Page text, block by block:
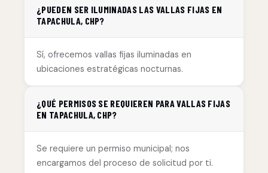
¿PUEDEN SER ILUMINADAS LAS VALLAS FIJAS EN
TAPACHULA, CHP?
Sí, ofrecemos vallas fijas iluminadas en
ubicaciones estratégicas nocturnas.
¿QUÉ PERMISOS SE REQUIEREN PARA VALLAS FIJAS
EN TAPACHULA, CHP?
Se requiere un permiso municipal; nos
encargamos del proceso de solicitud por ti.